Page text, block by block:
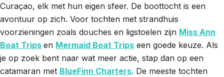
Curaçao, elk met hun eigen sfeer. De boottocht is een
avontuur op zich. Voor tochten met strandhuis
voorzieningen zoals douches en ligstoelen zijn Miss Ann
Boat Trips en Mermaid Boat Trips een goede keuze. Als
je op zoek bent naar wat meer actie, stap dan op een
catamaran met BlueFinn Charters. De meeste tochten